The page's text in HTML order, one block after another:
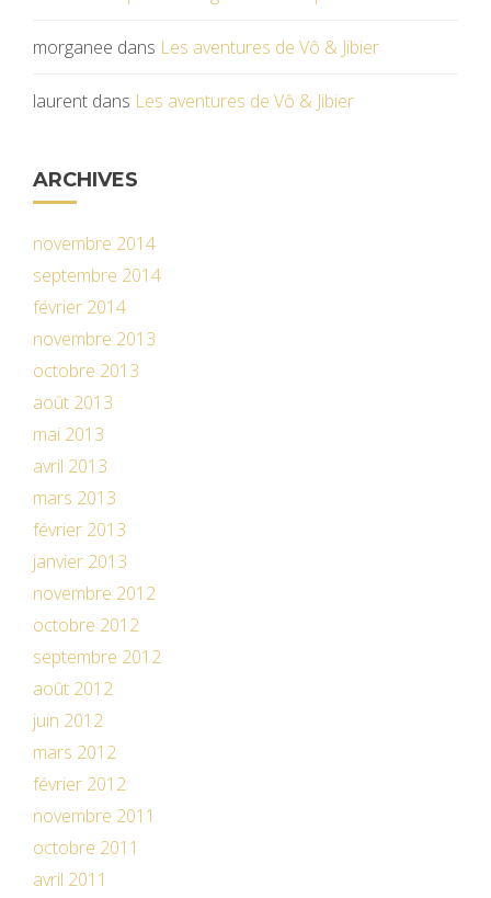
morganee dans Les aventures de Vô & Jibier
laurent dans Les aventures de Vô & Jibier
ARCHIVES
novembre 2014
septembre 2014
février 2014
novembre 2013
octobre 2013
août 2013
mai 2013
avril 2013
mars 2013
février 2013
janvier 2013
novembre 2012
octobre 2012
septembre 2012
août 2012
juin 2012
mars 2012
février 2012
novembre 2011
octobre 2011
avril 2011